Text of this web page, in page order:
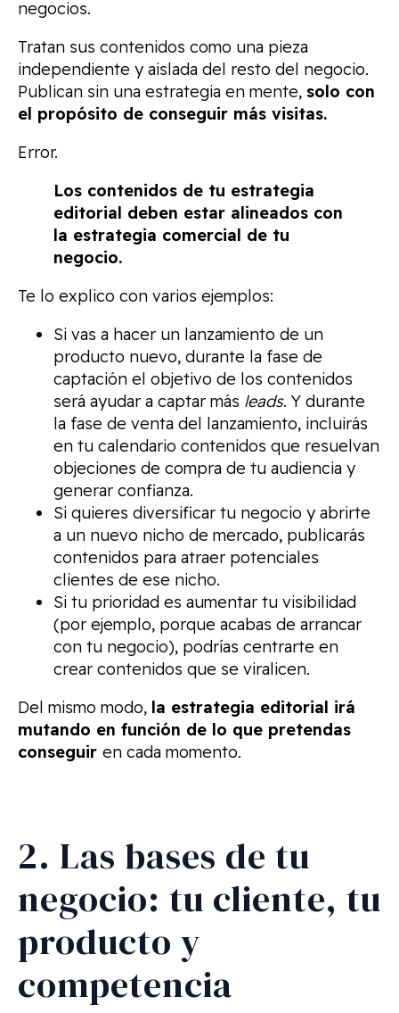
negocios.
Tratan sus contenidos como una pieza
independiente y aislada del resto del negocio.
Publican sin una estrategia en mente, solo con
el propósito de conseguir más visitas.
Error.
Los contenidos de tu estrategia
editorial deben estar alineados con
la estrategia comercial de tu
negocio.
Te lo explico con varios ejemplos:
Si vas a hacer un lanzamiento de un
producto nuevo, durante la fase de
captación el objetivo de los contenidos
será ayudar a captar más leads. Y durante
la fase de venta del lanzamiento, incluirás
en tu calendario contenidos que resuelvan
objeciones de compra de tu audiencia y
generar confianza.
Si quieres diversificar tu negocio y abrirte
a un nuevo nicho de mercado, publicarás
contenidos para atraer potenciales
clientes de ese nicho.
Si tu prioridad es aumentar tu visibilidad
(por ejemplo, porque acabas de arrancar
con tu negocio), podrías centrarte en
crear contenidos que se viralicen.
Del mismo modo, la estrategia editorial irá
mutando en función de lo que pretendas
conseguir en cada momento.
2. Las bases de tu
negocio: tu cliente, tu
producto y
competencia